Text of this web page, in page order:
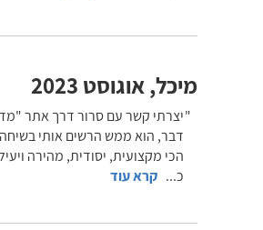
מיכל,אוגוסט 2023
יצרתי קשר עם סרור דרך אתר
דבר, הוא ממש הרשים אותי
הכי מקצועית, יסודית, מהירה
כ... קרא עוד